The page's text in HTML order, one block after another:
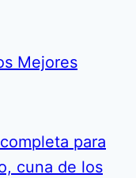
Mejores
para
cuna de los